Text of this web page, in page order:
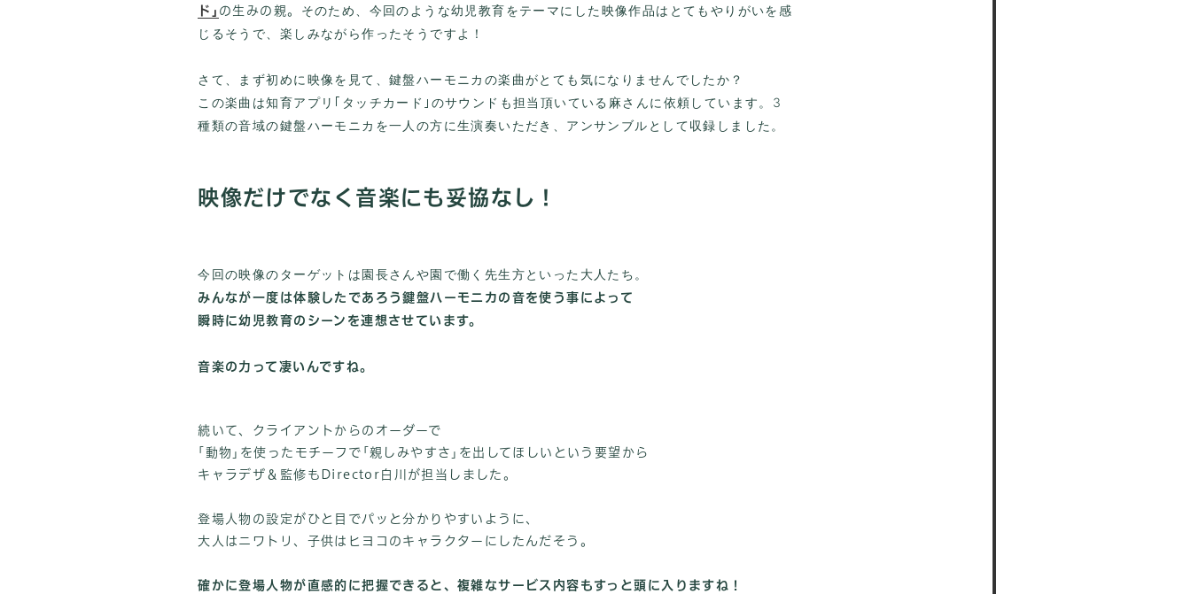
ド｣ の生みの親。
そのため、今回のような幼児教育をテーマにした映像作品はとてもやりがいを感
じるそうで、楽しみながら作ったそうですよ！
さて、まず初めに映像を見て、鍵盤ハーモニカの楽曲がとても気になりませんでしたか？
この楽曲は知育アプリ｢タッチカード｣のサウンドも担当頂いている麻さんに依頼しています。3
種類の音域の鍵盤ハーモニカを一人の方に生演奏いただき、アンサンブルとして収録しました。
映像だけでなく音楽にも妥協なし！
今回の映像のターゲットは園長さんや園で働く先生方といった大人たち。
みんなが一度は体験したであろう鍵盤ハーモニカの音を使う事によって
瞬時に幼児教育のシーンを連想させています。
音楽の力って凄いんですね。
続いて、クライアントからのオーダーで
｢動物｣を使ったモチーフで｢親しみやすさ｣を出してほしいという要望から
キャラデザ＆監修もDirector白川が担当しました。
登場人物の設定がひと目でパッと分かりやすいように、
大人はニワトリ、子供はヒヨコのキャラクターにしたんだそう。
確かに登場人物が直感的に把握できると、複雑なサービス内容もすっと頭に入りますね！